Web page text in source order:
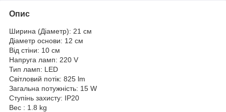
Опис
Ширина (Діаметр): 21 см
Діаметр основи: 12 см
Від стіни: 10 см
Напруга ламп: 220 V
Тип ламп: LED
Світловий потік: 825 lm
Загальна потужність: 15 W
Ступінь захисту: IP20
Вес : 1.8 kg